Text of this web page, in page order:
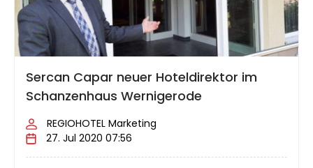
Sercan Capar neuer Hoteldirektor im
Schanzenhaus Wernigerode
REGIOHOTEL Marketing
27. Jul 2020 07:56